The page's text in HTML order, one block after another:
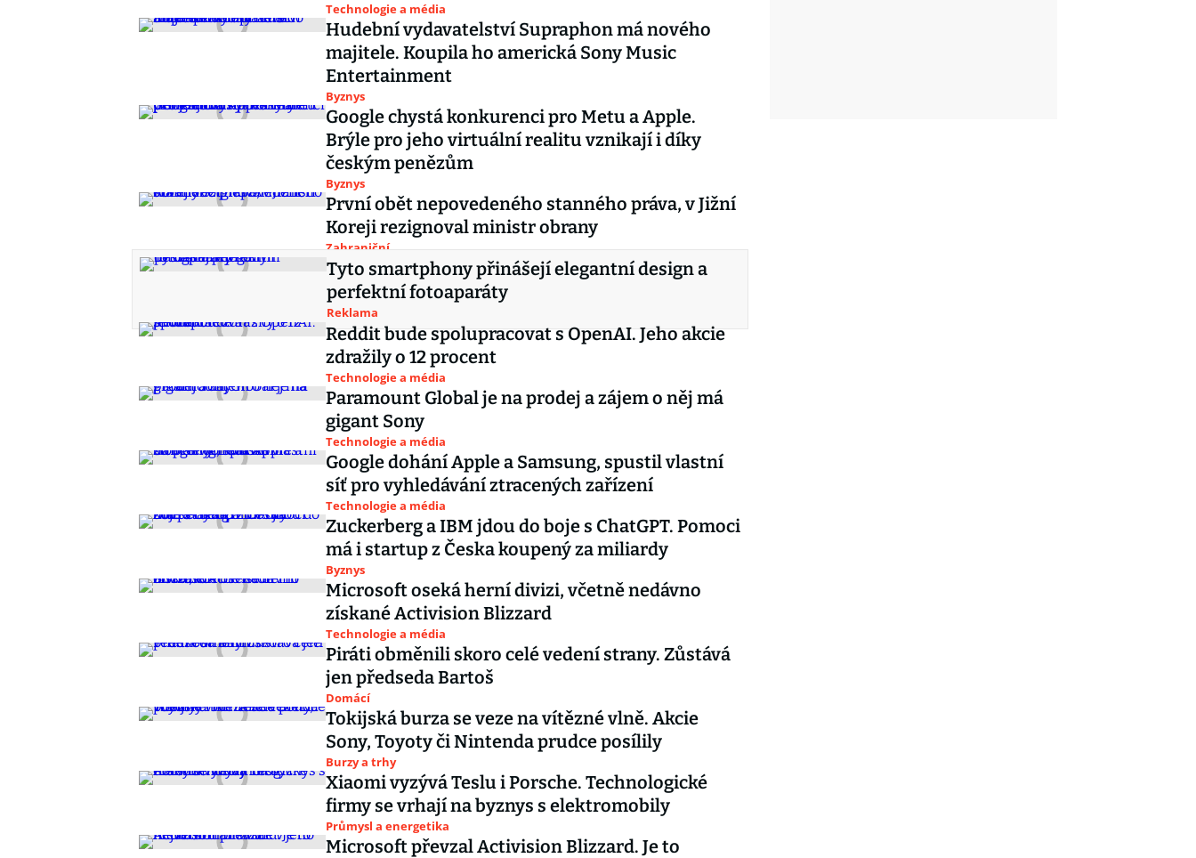
Technologie a média
Hudební vydavatelství Supraphon má nového
majitele. Koupila ho americká Sony Music
Entertainment
Byznys
Google chystá konkurenci pro Metu a Apple.
Brýle pro jeho virtuální realitu vznikají i díky
českým penězům
Byznys
První obět nepovedeného stanného práva, v Jižní
Koreji rezignoval ministr obrany
Zahraniční
Tyto smartphony přinášejí elegantní design a
perfektní fotoaparáty
Reklama
Reddit bude spolupracovat s OpenAI. Jeho akcie
zdražily o 12 procent
Technologie a média
Paramount Global je na prodej a zájem o něj má
gigant Sony
Technologie a média
Google dohání Apple a Samsung, spustil vlastní
síť pro vyhledávání ztracených zařízení
Technologie a média
Zuckerberg a IBM jdou do boje s ChatGPT. Pomoci
má i startup z Česka koupený za miliardy
Byznys
Microsoft oseká herní divizi, včetně nedávno
získané Activision Blizzard
Technologie a média
Piráti obměnili skoro celé vedení strany. Zůstává
jen předseda Bartoš
Domácí
Tokijská burza se veze na vítězné vlně. Akcie
Sony, Toyoty či Nintenda prudce posílily
Burzy a trhy
Xiaomi vyzývá Teslu i Porsche. Technologické
firmy se vrhají na byznys s elektromobily
Průmysl a energetika
Microsoft převzal Activision Blizzard. Je to